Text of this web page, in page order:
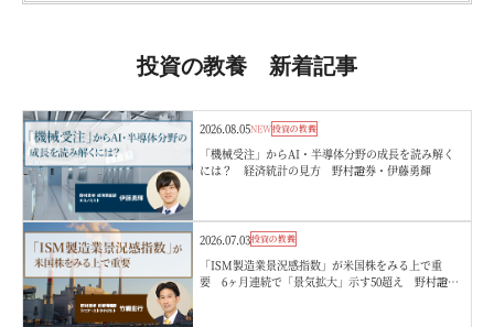
投資の教養 新着記事
2026.08.05NEW投資の教養
「機械受注」からAI・半導体分野の成長を読み解く
には？ 経済統計の見方 野村證券・伊藤勇輝
2026.07.03投資の教養
「ISM製造業景況感指数」が米国株をみる上で重
要 6ヶ月連続で「景気拡大」示す50超え 野村證